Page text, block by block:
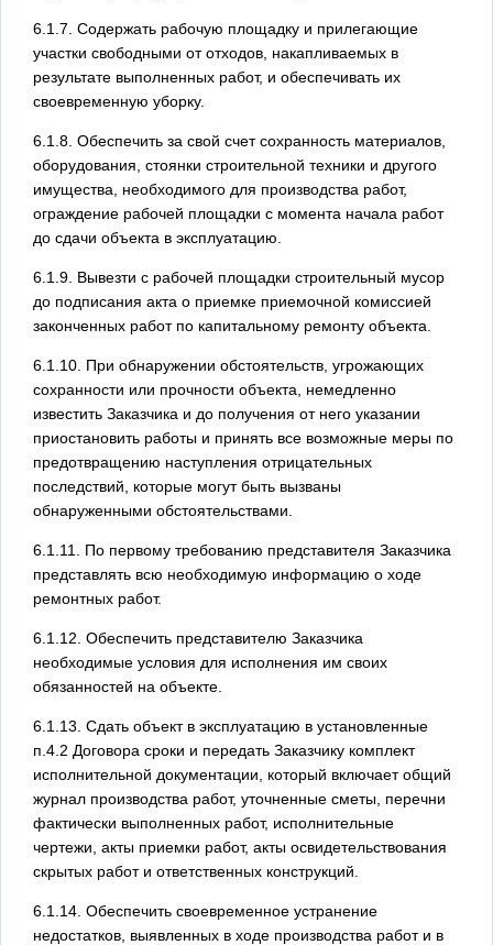
6.1.7. Содержать рабочую площадку и прилегающие
участки свободными от отходов, накапливаемых в
результате выполненных работ, и обеспечивать их
своевременную уборку.
6.1.8. Обеспечить за свой счет сохранность материалов,
оборудования, стоянки строительной техники и другого
имущества, необходимого для производства работ,
ограждение рабочей площадки с момента начала работ
до сдачи объекта в эксплуатацию.
6.1.9. Вывезти с рабочей площадки строительный мусор
до подписания акта о приемке приемочной комиссией
законченных работ по капитальному ремонту объекта.
6.1.10. При обнаружении обстоятельств, угрожающих
сохранности или прочности объекта, немедленно
известить Заказчика и до получения от него указании
приостановить работы и принять все возможные меры по
предотвращению наступления отрицательных
последствий, которые могут быть вызваны
обнаруженными обстоятельствами.
6.1.11. По первому требованию представителя Заказчика
представлять всю необходимую информацию о ходе
ремонтных работ.
6.1.12. Обеспечить представителю Заказчика
необходимые условия для исполнения им своих
обязанностей на объекте.
6.1.13. Сдать объект в эксплуатацию в установленные
п.4.2 Договора сроки и передать Заказчику комплект
исполнительной документации, который включает общий
журнал производства работ, уточненные сметы, перечни
фактически выполненных работ, исполнительные
чертежи, акты приемки работ, акты освидетельствования
скрытых работ и ответственных конструкций.
6.1.14. Обеспечить своевременное устранение
недостатков, выявленных в ходе производства работ и в